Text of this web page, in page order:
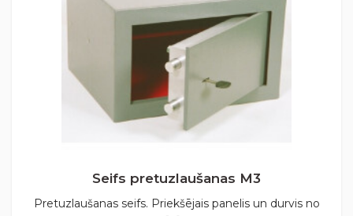
Seifs pretuzlaušanas М3
Pretuzlaušanas seifs. Priekšējais panelis un durvis no